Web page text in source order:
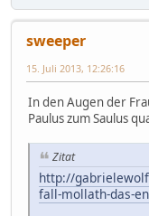
sweeper
15. Juli 2013, 12:26:16
In den Augen der
Paulus zum Saulus
Zitat
http://
fall-mollath-das-